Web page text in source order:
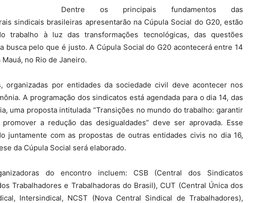
Dentre os principais fundamentos das
sindicais brasileiras apresentarão na Cúpula Social do G20, estão
trabalho à luz das transformações tecnológicas, das questões
busca pelo que é justo. A Cúpula Social do G20 acontecerá entre 14
no Rio de Janeiro.
organizadas por entidades da sociedade civil deve acontecer nos
A programação dos sindicatos está agendada para o dia 14, das
uma proposta intitulada “Transições no mundo do trabalho: garantir
a redução das desigualdades” deve ser aprovada. Esse
juntamente com as propostas de outras entidades civis no dia 16,
da Cúpula Social será elaborado.
do encontro incluem: CSB (Central dos Sindicatos
Trabalhadores e Trabalhadoras do Brasil), CUT (Central Única dos
Intersindical, NCST (Nova Central Sindical de Trabalhadores),